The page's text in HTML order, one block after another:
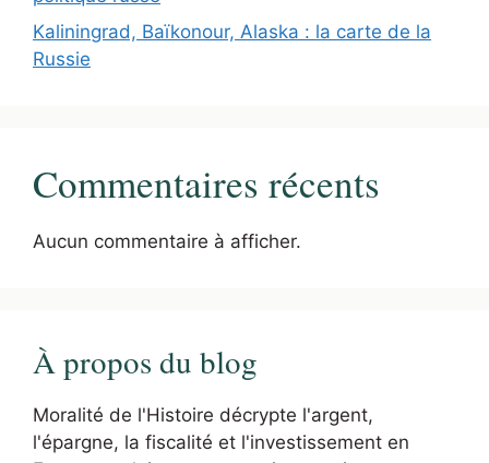
Kaliningrad, Baïkonour, Alaska : la carte de la
Russie
Commentaires récents
Aucun commentaire à afficher.
À propos du blog
Moralité de l'Histoire décrypte l'argent,
l'épargne, la fiscalité et l'investissement en